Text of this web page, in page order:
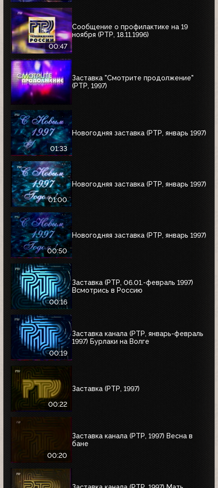
00:47
Сообщение о профилактике на 19
ноября (РТР, 18.11.1996)
Заставка "Смотрите продолжение"
(РТР, 1997)
01:33
Новогодняя заставка (РТР, январь 1997)
01:00
Новогодняя заставка (РТР, январь 1997)
00:50
Новогодняя заставка (РТР, январь 1997)
00:16
Заставка (РТР, 06.01.-февраль 1997)
Всмотрись в Россию
00:19
Заставка канала (РТР, январь-февраль
1997) Бурлаки на Волге
00:22
Заставка (РТР, 1997)
00:20
Заставка канала (РТР, 1997) Весна в
бане